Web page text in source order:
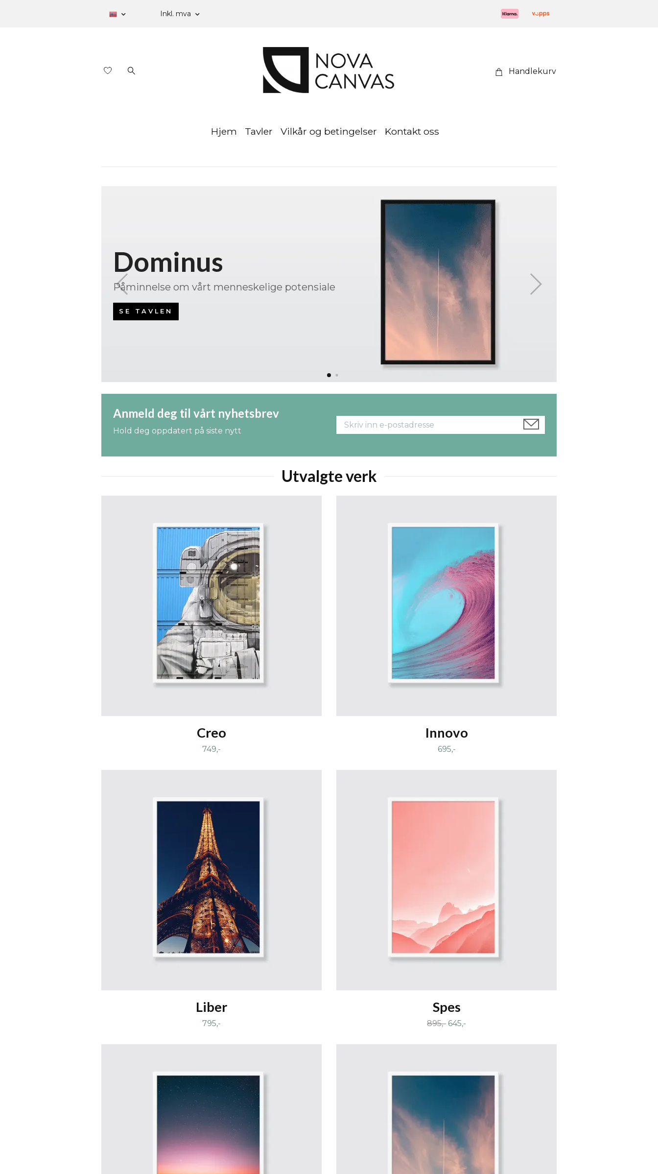
Inkl. mva
Handlekurv
Hjem Tavler Vilkår og betingelser Kontakt oss
Innovo
Fyller rommet med harmoni
Anmeld deg til vårt nyhetsbrev
Hold deg oppdatert på siste nytt
Creo
749,-
Innovo
695,-
Liber
795,-
Spes
895,- 645,-